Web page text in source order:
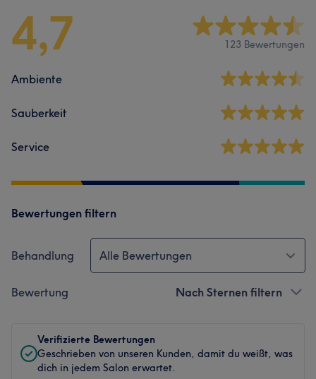
4,7 123 Bewertungen
Ambiente
Sauberkeit
Service
Bewertungen filtern
Behandlung Alle Bewertungen
Bewertung Nach Sternen filtern
Verifizierte Bewertungen
Geschrieben von unseren Kunden, damit du weißt, was
dich in jedem Salon erwartet.